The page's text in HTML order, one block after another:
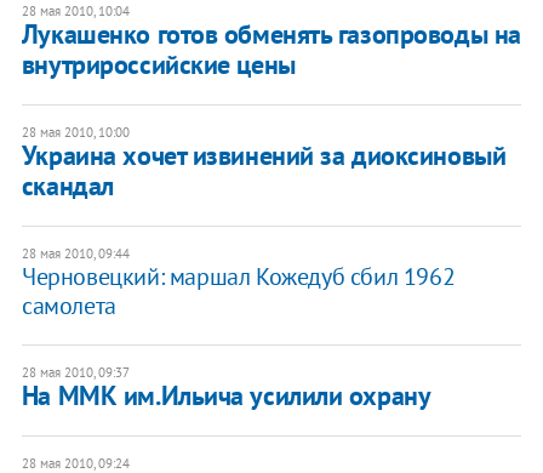
28 мая 2010, 10:04
Лукашенко готов обменять газопроводы на
внутрироссийские цены
28 мая 2010, 10:00
Украина хочет извинений за диоксиновый
скандал
28 мая 2010, 09:44
Черновецкий: маршал Кожедуб сбил 1962
самолета
28 мая 2010, 09:37
На ММК им.Ильича усилили охрану
28 мая 2010, 09:24